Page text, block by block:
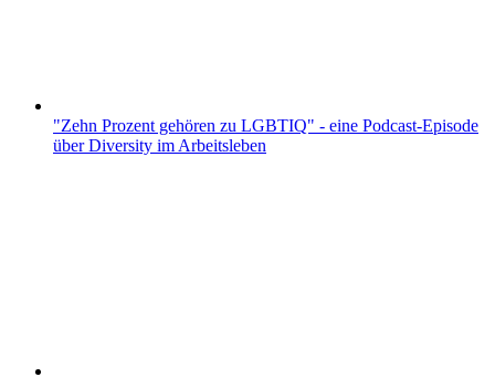
"Zehn Prozent gehören zu LGBTIQ" - eine Podcast-Episode
über Diversity im Arbeitsleben